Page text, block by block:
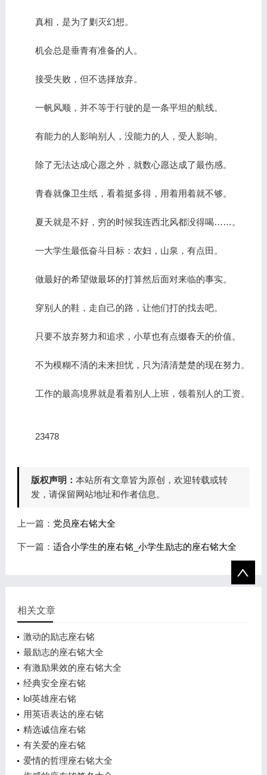
真相，是为了剿灭幻想。
机会总是垂青有准备的人。
接受失败，但不选择放弃。
一帆风顺，并不等于行驶的是一条平坦的航线。
有能力的人影响别人，没能力的人，受人影响。
除了无法达成心愿之外，就数心愿达成了最伤感。
青春就像卫生纸，看着挺多得，用着用着就不够。
夏天就是不好，穷的时候我连西北风都没得喝……。
一大学生最低奋斗目标：农妇，山泉，有点田。
做最好的希望做最坏的打算然后面对来临的事实。
穿别人的鞋，走自己的路，让他们打的找去吧。
只要不放弃努力和追求，小草也有点缀春天的价值。
不为模糊不清的未来担忧，只为清清楚楚的现在努力。
工作的最高境界就是看着别人上班，领着别人的工资。
23478
版权声明： 本站所有文章皆为原创，欢迎转载或转
发，请保留网站地址和作者信息。
上一篇： 党员座右铭大全
下一篇： 适合小学生的座右铭_小学生励志的座右铭大全
相关文章
激动的励志座右铭
最励志的座右铭大全
有激励果效的座右铭大全
经典安全座右铭
lol英雄座右铭
用英语表达的座右铭
精选诚信座右铭
有关爱的座右铭
爱情的哲理座右铭大全